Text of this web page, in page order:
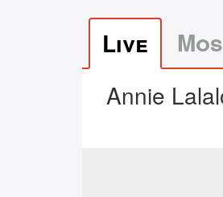
Live
Annie